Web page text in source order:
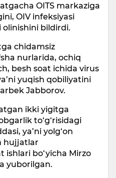
OITS markaziga
OIV infeksiyasi
olinishini bildirdi.
chidamsiz
nurlarida, ochiq
besh soat ichida virus
yuqish qobiliyatini
Jabborov.
ikki yigitga
to‘g‘risidagi
ya’ni yolg‘on
hujjatlar
ishlari bo‘yicha Mirzo
yuborilgan.